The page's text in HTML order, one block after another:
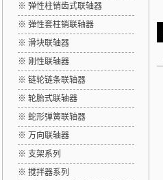
※ 弹性柱销齿式联轴器
※ 弹性套柱销联轴器
※ 滑块联轴器
※ 刚性联轴器
※ 链轮链条联轴器
※ 轮胎式联轴器
※ 蛇形弹簧联轴器
※ 万向联轴器
※ 支架系列
※ 搅拌器系列